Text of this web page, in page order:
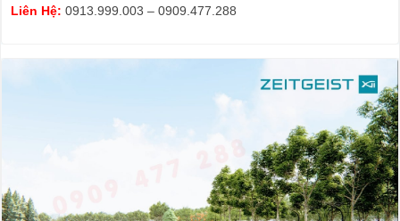
Liên Hệ: 0913.999.003 – 0909.477.288